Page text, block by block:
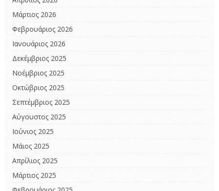
Μάρτιος 2026
Φεβρουάριος 2026
Ιανουάριος 2026
Δεκέμβριος 2025
Νοέμβριος 2025
Οκτώβριος 2025
Σεπτέμβριος 2025
Αύγουστος 2025
Ιούνιος 2025
Μάιος 2025
Απρίλιος 2025
Μάρτιος 2025